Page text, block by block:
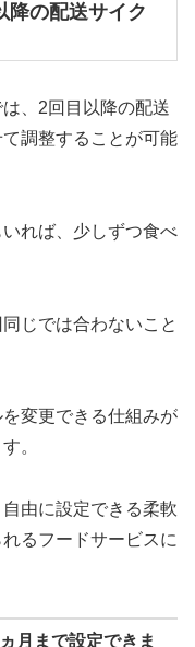
降の配送サイク
、2回目以降の配送
調整することが可能
れば、少しずつ食べ
じでは合わないこと
変更できる仕組みが
。
由に設定できる柔軟
るフードサービスに
月まで設定できま